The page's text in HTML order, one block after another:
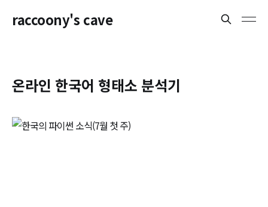
raccoony's cave
온라인 한국어 형태소 분석기